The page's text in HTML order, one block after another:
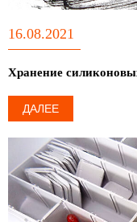
16.08.2021
Хранение
ДАЛЕЕ